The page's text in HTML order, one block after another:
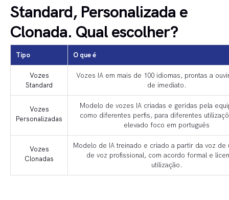
Standard, Personalizada e
Clonada. Qual escolher?
Tipo O que é
Vozes
Standard
Vozes IA em mais de 100 idiomas, prontas a
de imediato.
Vozes
Personalizadas
Modelo de vozes IA criadas e geridas pela
como diferentes perfis, para diferentes
elevado foco em português
Vozes
Clonadas
Modelo de IA treinado e criado a partir da voz de
de voz profissional, com acordo formal e
utilização.